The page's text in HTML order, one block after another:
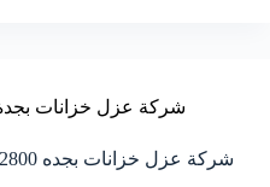
شركة عزل خزانات
شركة عزل خزانات بجده 0553082800